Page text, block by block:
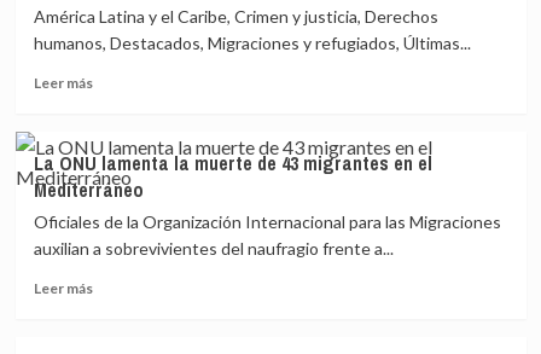
de
México
revive
el
viaje
migrante
América Latina y el Caribe, Crimen y justicia, Derechos
humanos, Destacados, Migraciones y refugiados, Últimas...
Leer másLeer
Municipio
del
norte
de
México
el
La ONU lamenta la muerte de 43 migrantes en el
Mediterráneo
Oficiales de la Organización Internacional para las Migraciones
auxilian a sobrevivientes del naufragio frente a...
Leer másLeer